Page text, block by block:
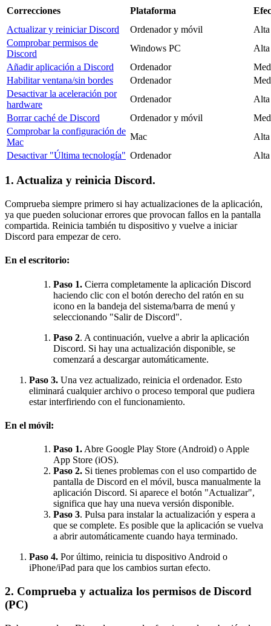
Correcciones Plataforma
Actualizar y reiniciar Discord
Ordenador y móvil
Alta
Comprobar permisos de
Discord
Windows PC
Alta
Añadir aplicación a Discord
Ordenador
Habilitar ventana/sin bordes
Ordenador
Desactivar la aceleración por
hardware
Ordenador
Alta
Borrar caché de Discord
Ordenador y móvil
Comprobar la configuración de
Mac
Mac
Alta
Desactivar "Última tecnología" Ordenador Alta
1. Actualiza y reinicia Discord.
Comprueba siempre primero si hay actualizaciones de la aplicación,
ya que pueden solucionar errores que provocan fallos en la pantalla
compartida. Reinicia también tu dispositivo y vuelve a iniciar
Discord para empezar de cero.
En el escritorio:
Paso 1. Cierra completamente la aplicación Discord
haciendo clic con el botón derecho del ratón en su
icono en la bandeja del sistema/barra de menú y
seleccionando "Salir de Discord".
Paso 2. A continuación, vuelve a abrir la aplicación
Discord. Si hay una actualización disponible, se
comenzará a descargar automáticamente.
Paso 3. Una vez actualizado, reinicia el ordenador. Esto
eliminará cualquier archivo o proceso temporal que pudiera
estar interfiriendo con el funcionamiento.
En el móvil:
Paso 1. Abre Google Play Store (Android) o Apple
App Store (iOS).
Paso 2. Si tienes problemas con el uso compartido de
pantalla de Discord en el móvil, busca manualmente la
aplicación Discord. Si aparece el botón "Actualizar",
significa que hay una nueva versión disponible.
Paso 3. Pulsa para instalar la actualización y espera a
que se complete. Es posible que la aplicación se vuelva
a abrir automáticamente cuando haya terminado.
Paso 4. Por último, reinicia tu dispositivo Android o
iPhone/iPad para que los cambios surtan efecto.
2. Comprueba y actualiza los permisos de Discord
(PC)